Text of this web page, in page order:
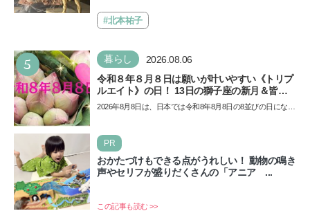
催…#北本祐子
5 暮らし 2026.08.06
令和８年８月８日は願いが叶いやすい《トリプ
ルエイト》の日！ 13日の獅子座の新月＆皆既
日食の影響にも注目
2026年8月8日は、日本では令和8年8月8日の8並びの日になり
PR
おかたづけもできる点がうれしい！ 動物の鳴き
声やセリフが盛りだくさんの「アニア ...
この記事も読む >>